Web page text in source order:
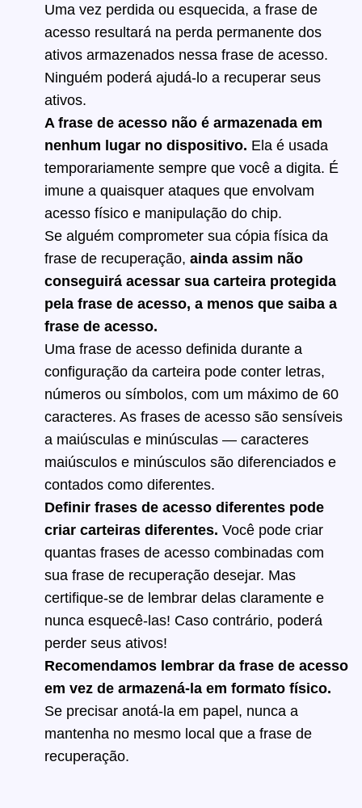
Uma vez perdida ou esquecida, a frase de
acesso resultará na perda permanente dos
ativos armazenados nessa frase de acesso.
Ninguém poderá ajudá-lo a recuperar seus
ativos.
A frase de acesso não é armazenada em
nenhum lugar no dispositivo. Ela é usada
temporariamente sempre que você a digita. É
imune a quaisquer ataques que envolvam
acesso físico e manipulação do chip.
Se alguém comprometer sua cópia física da
frase de recuperação, ainda assim não
conseguirá acessar sua carteira protegida
pela frase de acesso, a menos que saiba a
frase de acesso.
Uma frase de acesso definida durante a
configuração da carteira pode conter letras,
números ou símbolos, com um máximo de 60
caracteres. As frases de acesso são sensíveis
a maiúsculas e minúsculas — caracteres
maiúsculos e minúsculos são diferenciados e
contados como diferentes.
Definir frases de acesso diferentes pode
criar carteiras diferentes. Você pode criar
quantas frases de acesso combinadas com
sua frase de recuperação desejar. Mas
certifique-se de lembrar delas claramente e
nunca esquecê-las! Caso contrário, poderá
perder seus ativos!
Recomendamos lembrar da frase de acesso
em vez de armazená-la em formato físico.
Se precisar anotá-la em papel, nunca a
mantenha no mesmo local que a frase de
recuperação.